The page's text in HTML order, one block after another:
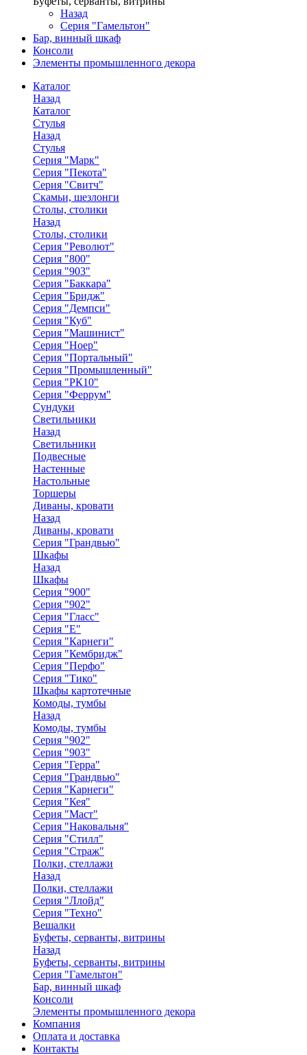
Назад
Серия "Гамельтон"
Бар, винный шкаф
Консоли
Элементы промышленного декора
Каталог
Назад
Каталог
Стулья
Назад
Стулья
Серия "Марк"
Серия "Пекота"
Серия "Свитч"
Скамьи, шезлонги
Столы, столики
Назад
Столы, столики
Серия "Револют"
Серия "800"
Серия "903"
Серия "Баккара"
Серия "Бридж"
Серия "Демпси"
Серия "Куб"
Серия "Машинист"
Серия "Ноер"
Серия "Портальный"
Серия "Промышленный"
Серия "РК10"
Серия "Феррум"
Сундуки
Светильники
Назад
Светильники
Подвесные
Настенные
Настольные
Торшеры
Диваны, кровати
Назад
Диваны, кровати
Серия "Грандвью"
Шкафы
Назад
Шкафы
Серия "900"
Серия "902"
Серия "Гласс"
Серия "Е"
Серия "Карнеги"
Серия "Кембридж"
Серия "Перфо"
Серия "Тико"
Шкафы картотечные
Комоды, тумбы
Назад
Комоды, тумбы
Серия "902"
Серия "903"
Серия "Герра"
Серия "Грандвью"
Серия "Карнеги"
Серия "Кея"
Серия "Маст"
Серия "Наковальня"
Серия "Стилл"
Серия "Страж"
Полки, стеллажи
Назад
Полки, стеллажи
Серия "Ллойд"
Серия "Техно"
Вешалки
Буфеты, серванты, витрины
Назад
Буфеты, серванты, витрины
Серия "Гамельтон"
Бар, винный шкаф
Консоли
Элементы промышленного декора
Компания
Оплата и доставка
Контакты